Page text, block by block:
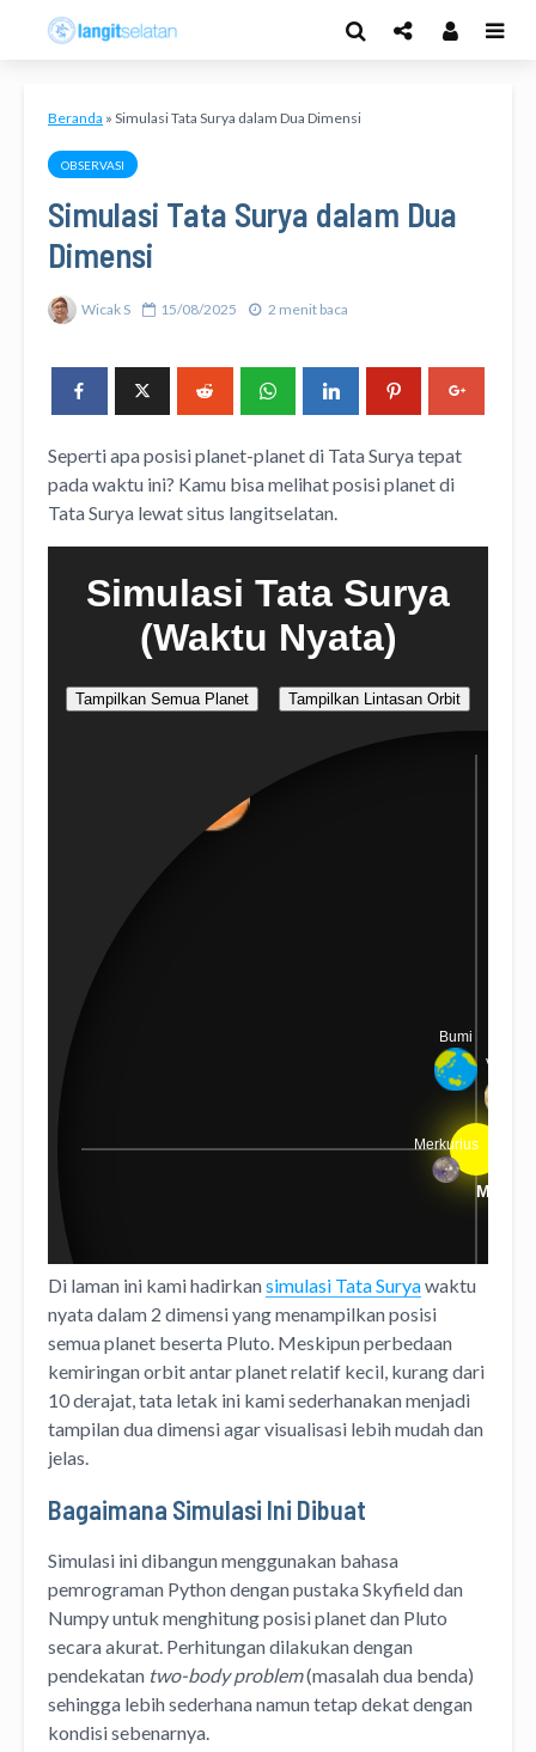
Beranda » Simulasi Tata Surya dalam Dua Dimensi
OBSERVASI
Simulasi Tata Surya dalam Dua
Dimensi
Wicak S 15/08/2025 2 menit baca
Seperti apa posisi planet-planet di Tata Surya tepat
pada waktu ini? Kamu bisa melihat posisi planet di
Tata Surya lewat situs langitselatan.
Di laman ini kami hadirkansimulasi Tata Suryawaktu
nyata dalam 2 dimensi yang menampilkan posisi
semua planet beserta Pluto. Meskipun perbedaan
kemiringan orbit antar planet relatif kecil, kurang dari
10 derajat, tata letak ini kami sederhanakan menjadi
tampilan dua dimensi agar visualisasi lebih mudah dan
jelas.
Bagaimana Simulasi Ini Dibuat
Simulasi ini dibangun menggunakan bahasa
pemrograman Python dengan pustaka Skyfield dan
Numpy untuk menghitung posisi planet dan Pluto
secara akurat. Perhitungan dilakukan dengan
pendekatan two-body problem(masalah dua benda)
sehingga lebih sederhana namun tetap dekat dengan
kondisi sebenarnya.